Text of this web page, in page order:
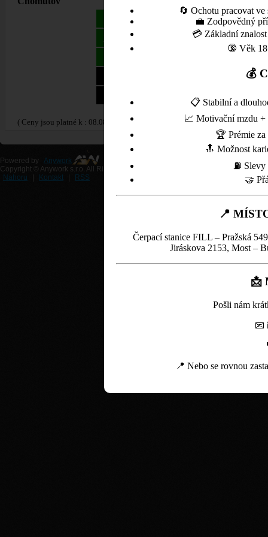
NATURAL 95 39.90
NATURAL 95R E5 40.90
43.90
43.90
( Ceny jsou platné k : 08.08.2026 3:44:23 )
Powered by Anywork
Copyright © Anywork s.r.o. All Rights Reserved
Nahoru
Kontakt RSS
🔄 Ochotu pracovat
💼 Zodpovědný
💳 Základní
🔞 Věk
💰
📋 Stabilní a
📈 Motivační mzdu +
🏆 Prémie
🔝 Možnost
⛽
🤝
📍
Čerpací stanice FILL – Pražská
Jiráskova 2153, Most –
📩
Pošli nám
📧
📍 Nebo se rovnou